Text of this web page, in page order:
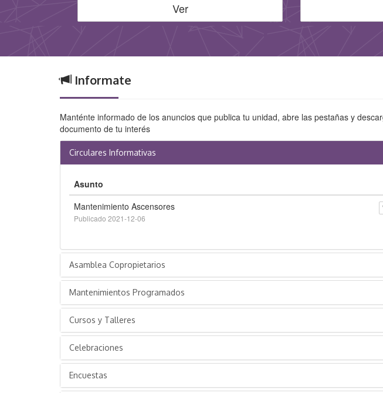
Ver
Informate
Manténte informado de los anuncios que publica tu unidad, abre las pestañas y
documento de tu interés
Circulares Informativas
Asunto
Mantenimiento Ascensores
Publicado 2021-12-06
Asamblea Copropietarios
Mantenimientos Programados
Cursos y Talleres
Celebraciones
Encuestas